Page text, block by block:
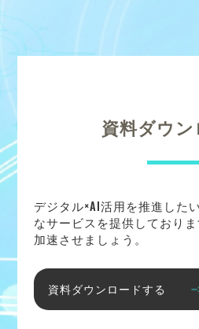
資料ダウン
デジタル×AI活用を推進した
なサービスを提供しており
加速させましょう。
資料ダウンロードする